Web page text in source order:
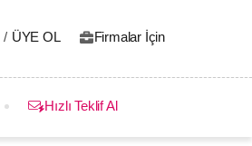
/ ÜYE OL Firmalar İçin
Hızlı Teklif Al